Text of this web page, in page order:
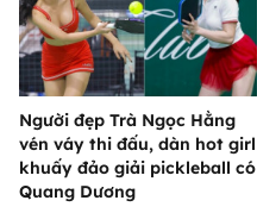
Người đẹp Trà Ngọc Hằng
vén váy thi đấu, dàn hot girl
khuấy đảo giải pickleball có
Quang Dương